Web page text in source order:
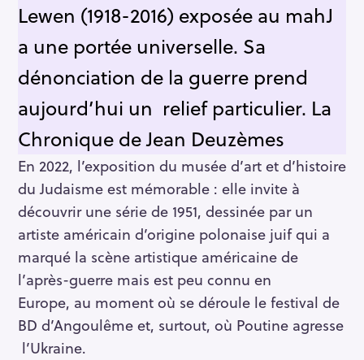
Lewen (1918-2016) exposée au mahJ
a une portée universelle. Sa
dénonciation de la guerre prend
aujourd’hui un relief particulier. La
Chronique de Jean Deuzèmes
En 2022, l’exposition du musée d’art et d’histoire
du Judaisme est mémorable : elle invite à
découvrir une série de 1951, dessinée par un
artiste américain d’origine polonaise juif qui a
marqué la scène artistique américaine de
l’après-guerre mais est peu connu en
Europe, au moment où se déroule le festival de
BD d’Angoulême et, surtout, où Poutine agresse
l’Ukraine.